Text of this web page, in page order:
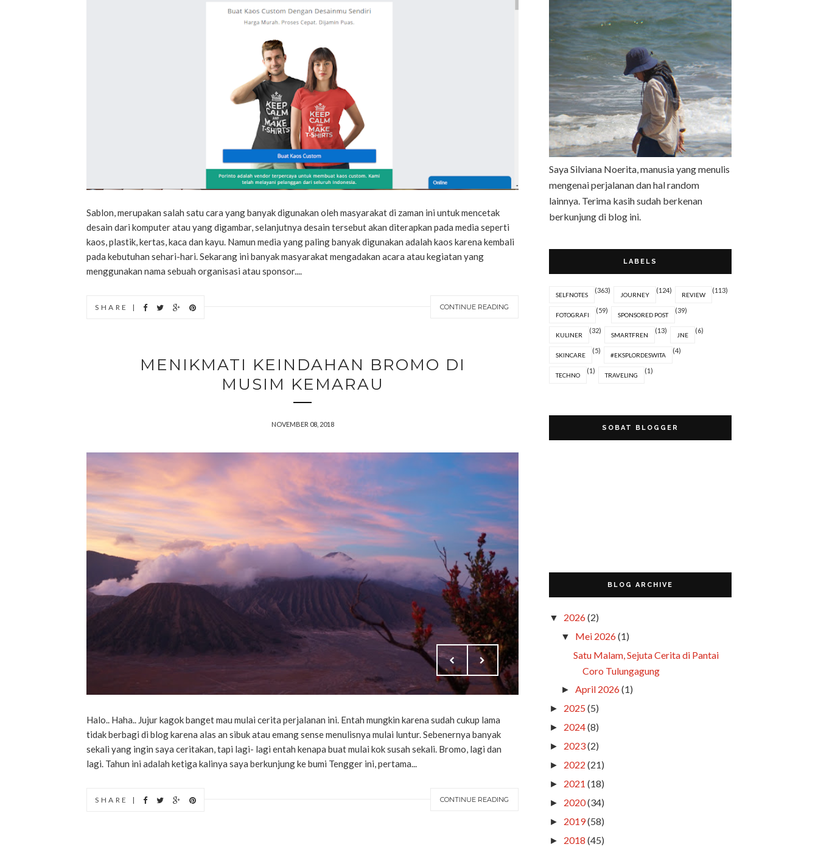
Sablon, merupakan salah satu cara yang banyak digunakan oleh masyarakat di zaman ini untuk mencetak
desain dari komputer atau yang digambar, selanjutnya desain tersebut akan diterapkan pada media seperti
kaos, plastik, kertas, kaca dan kayu. Namun media yang paling banyak digunakan adalah kaos karena kembali
pada kebutuhan sehari-hari. Sekarang ini banyak masyarakat mengadakan acara atau kegiatan yang
menggunakan nama sebuah organisasi atau sponsor....
CONTINUE READING
SHARE |
MENIKMATI KEINDAHAN BROMO DI
MUSIM KEMARAU
NOVEMBER 08, 2018
Halo.. Haha.. Jujur kagok banget mau mulai cerita perjalanan ini. Entah mungkin karena sudah cukup lama
tidak berbagi di blog karena alas an sibuk atau emang sense menulisnya mulai luntur. Sebenernya banyak
sekali yang ingin saya ceritakan, tapi lagi- lagi entah kenapa buat mulai kok susah sekali. Bromo, lagi dan
lagi. Tahun ini adalah ketiga kalinya saya berkunjung ke bumi Tengger ini, pertama...
CONTINUE READING
SHARE |
Saya Silviana Noerita, manusia yang menulis
mengenai perjalanan dan hal random
lainnya. Terima kasih sudah berkenan
berkunjung di blog ini.
LABELS
SELFNOTES
(363)
JOURNEY
(124)
REVIEW
(113)
FOTOGRAFI
(59)
SPONSORED POST
(39)
KULINER
(32)
SMARTFREN
(13)
JNE
(6)
SKINCARE
(5)
#EKSPLORDESWITA
(4)
TECHNO
(1)
TRAVELING
(1)
SOBAT BLOGGER
BLOG ARCHIVE
▼ 2026(2)
▼ Mei 2026(1)
Satu Malam, Sejuta Cerita di Pantai
Coro Tulungagung
►April 2026(1)
► 2025(5)
► 2024(8)
► 2023(2)
► 2022 (21)
► 2021 (18)
► 2020(34)
► 2019(58)
► 2018 (45)